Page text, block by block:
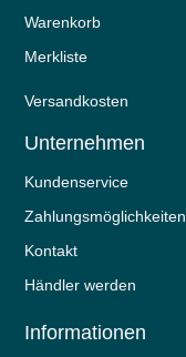
Warenkorb
Merkliste
Versandkosten
Unternehmen
Kundenservice
Zahlungsmöglichkeiten
Kontakt
Händler werden
Informationen